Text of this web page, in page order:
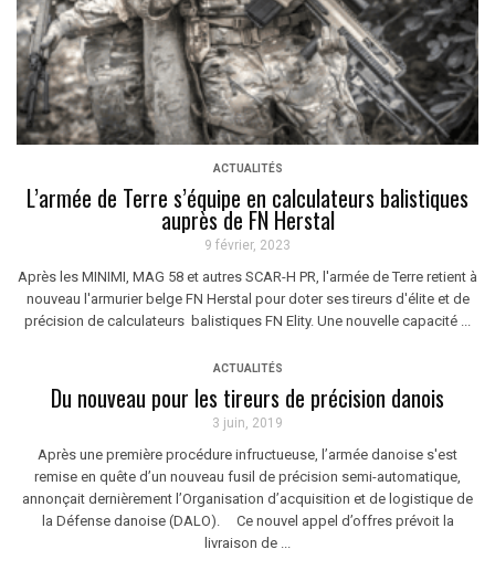
ACTUALITÉS
L’armée de Terre s’équipe en calculateurs balistiques
auprès de FN Herstal
9 février, 2023
Après les MINIMI, MAG 58 et autres SCAR-H PR, l'armée de Terre retient à
nouveau l'armurier belge FN Herstal pour doter ses tireurs d'élite et de
précision de calculateurs balistiques FN Elity. Une nouvelle capacité ...
ACTUALITÉS
Du nouveau pour les tireurs de précision danois
3 juin, 2019
Après une première procédure infructueuse, l’armée danoise s'est
remise en quête d’un nouveau fusil de précision semi-automatique,
annonçait dernièrement l’Organisation d’acquisition et de logistique de
la Défense danoise (DALO). Ce nouvel appel d’offres prévoit la
livraison de ...